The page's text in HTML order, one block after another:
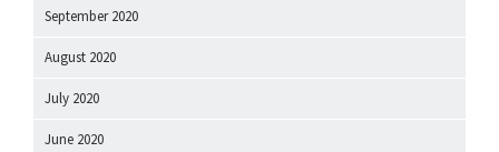
September 2020
August 2020
July 2020
June 2020